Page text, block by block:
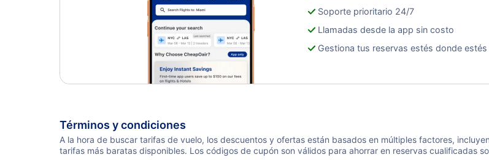
Soporte prioritario 24/7
Llamadas desde la app sin costo
Gestiona tus reservas estés donde estés
Términos y condiciones
A la hora de buscar tarifas de vuelo, los descuentos y ofertas están basados en múltiples factores,
tarifas más baratas disponibles. Los códigos de cupón son válidos para ahorrar en reservas cualificadas